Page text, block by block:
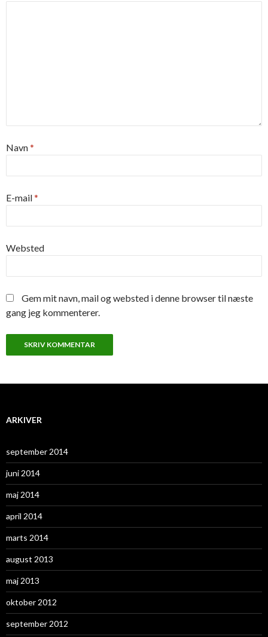
Navn*
E-mail*
Websted
Gem mit navn, mail og websted i denne browser til næste
gang jeg kommenterer.
ARKIVER
september 2014
juni 2014
maj 2014
april 2014
marts 2014
august 2013
maj 2013
oktober 2012
september 2012